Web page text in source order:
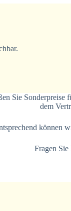
Sie
dem
können
Fragen